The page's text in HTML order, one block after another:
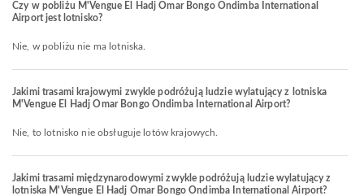
Czy w pobliżu M'Vengue El Hadj Omar Bongo Ondimba International
Airport jest lotnisko?
Nie, w pobliżu nie ma lotniska.
Jakimi trasami krajowymi zwykle podróżują ludzie wylatujący z lotniska
M'Vengue El Hadj Omar Bongo Ondimba International Airport?
Nie, to lotnisko nie obsługuje lotów krajowych.
Jakimi trasami międzynarodowymi zwykle podróżują ludzie wylatujący z
lotniska M'Vengue El Hadj Omar Bongo Ondimba International Airport?